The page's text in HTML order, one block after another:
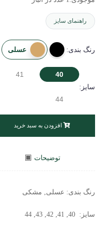
راهنمای سایز
رنگ بندی: عسلی
سایز:
40
41
44
افزودن به سبد خرید
توضیحات
رنگ بندی: عسلی, مشکی
سایز: 40, 41, 42, 43, 44